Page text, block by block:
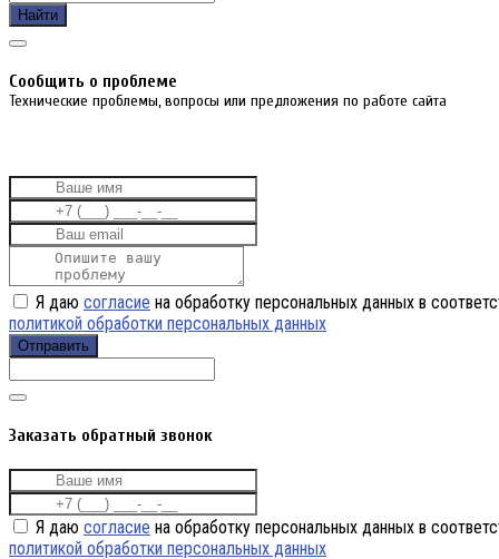
Найти
Cообщить о проблеме
Технические проблемы, вопросы или предложения по работе сайта
Я даю согласие на обработку персональных данных в
политикой обработки персональных данных
Отправить
Заказать обратный звонок
Я даю согласие на обработку персональных данных в
политикой обработки персональных данных